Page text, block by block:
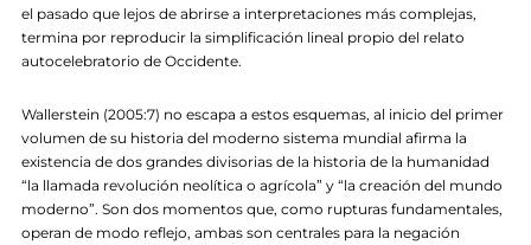
el pasado que lejos de abrirse a interpretaciones más complejas,
termina por reproducir la simplificación lineal propio del relato
autocelebratorio de Occidente.
Wallerstein (2005:7) no escapa a estos esquemas, al inicio del primer
volumen de su historia del moderno sistema mundial afirma la
existencia de dos grandes divisorias de la historia de la humanidad
“la llamada revolución neolítica o agrícola” y “la creación del mundo
moderno”. Son dos momentos que, como rupturas fundamentales,
operan de modo reflejo, ambas son centrales para la negación